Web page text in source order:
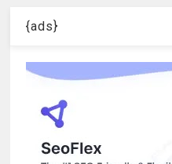
{ads}